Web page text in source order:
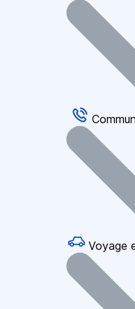
Voyage